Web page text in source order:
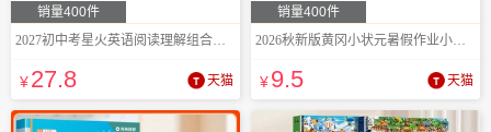
销量400件
2027初中考星火英语阅读理解组合训练
¥27.8 天猫
销量400件
2026秋新版黄冈小状元暑假作业小学生
¥9.5 天猫